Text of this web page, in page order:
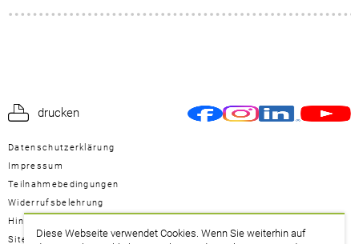
Diese Webseite verwendet Cookies. Wenn Sie weiterhin auf
drucken
Datenschutzerklärung
Impressum
Teilnahmebedingungen
Widerrufsbelehrung
Hinweisgeberschutzgesetz
Sitemap